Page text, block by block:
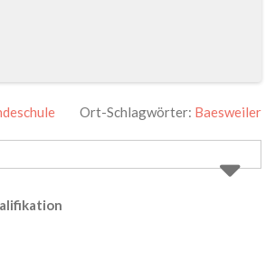
Ort-Schlagwörter: Baesweiler